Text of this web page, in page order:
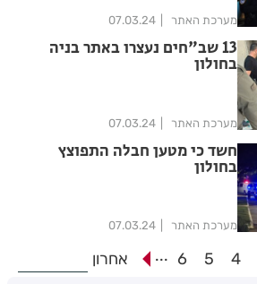
מערכת האתר 07.03.24
13 שב"חים נעצרו באתר בניה
בחולון
מערכת האתר 07.03.24
חשד כי מטען חבלה התפוצץ
בחולון
מערכת האתר 07.03.24
4
5
6
... אחרון